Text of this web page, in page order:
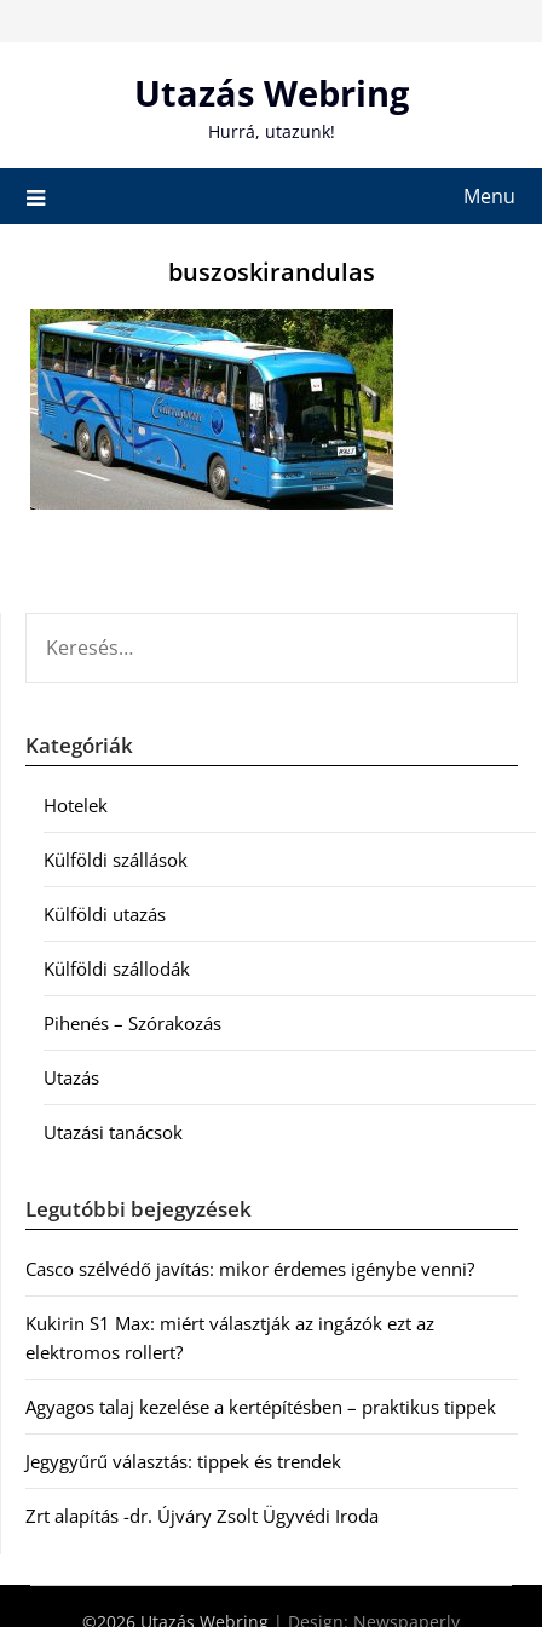
Utazás Webring
Hurrá, utazunk!
Menu
buszoskirandulas
Kategóriák
Hotelek
Külföldi szállások
Külföldi utazás
Külföldi szállodák
Pihenés – Szórakozás
Utazás
Utazási tanácsok
Legutóbbi bejegyzések
Casco szélvédő javítás: mikor érdemes igénybe venni?
Kukirin S1 Max: miért választják az ingázók ezt az
elektromos rollert?
Agyagos talaj kezelése a kertépítésben – praktikus tippek
Jegygyűrű választás: tippek és trendek
Zrt alapítás -dr. Újváry Zsolt Ügyvédi Iroda
©2026 Utazás Webring | Design: Newspaperly